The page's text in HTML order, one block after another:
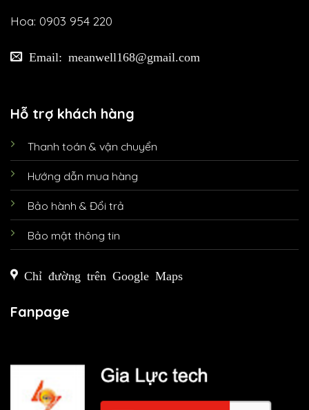
Hoa: 0903 954 220
Email: meanwell168@gmail.com
Hỗ trợ khách hàng
Thanh toán & vận chuyển
Hướng dẫn mua hàng
Bảo hành & Đổi trả
Bảo mật thông tin
Chỉ đường trên Google Maps
Fanpage